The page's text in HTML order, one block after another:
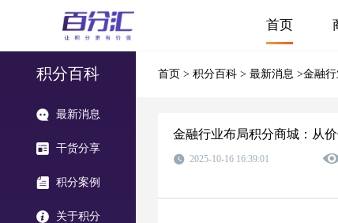
首页
积分百科
最新消息
干货分享
积分案例
关于积分
首页 > 积分百科 > 最新消息 >金融
金融行业布局积分商城：从
2025-10-16 16:39:01